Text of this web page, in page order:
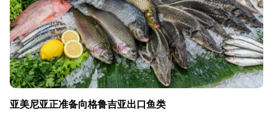
亚美尼亚正准备向格鲁吉亚出口鱼类